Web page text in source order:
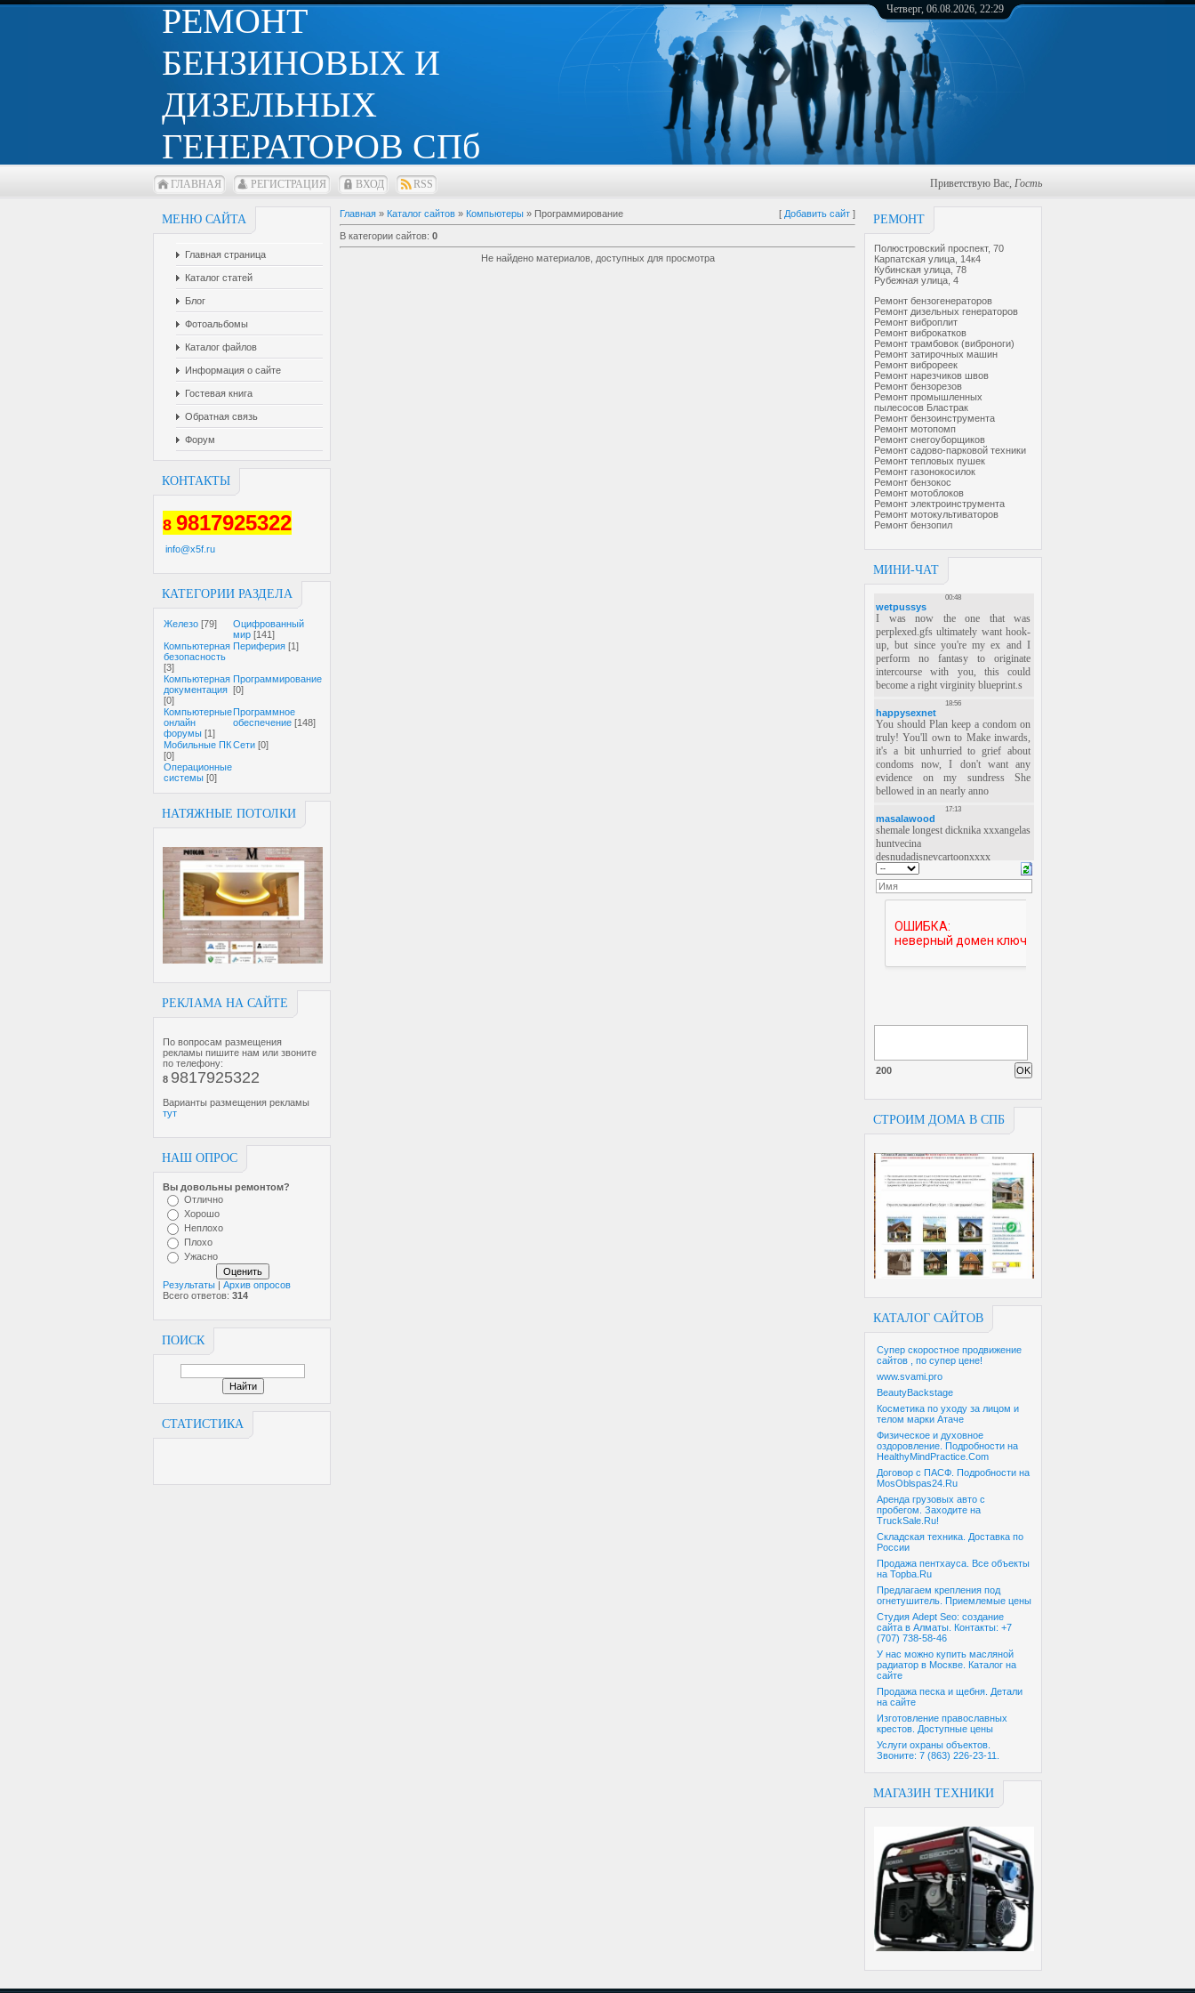
РЕМОНТ
БЕНЗИНОВЫХ И
ДИЗЕЛЬНЫХ
ГЕНЕРАТОРОВ СПб
Четверг, 06.08.2026, 22:29
ГЛАВНАЯ РЕГИСТРАЦИЯ ВХОД RSS Приветствую Вас, Гость
МЕНЮ САЙТА
Главная страница
Каталог статей
Блог
Фотоальбомы
Каталог файлов
Информация о сайте
Гостевая книга
Обратная связь
Форум
КОНТАКТЫ
8 9817925322
info@x5f.ru
КАТЕГОРИИ РАЗДЕЛА
Железо [79]
Оцифрованный
мир [141]
Компьютерная
безопасность
[3]
Периферия [1]
Компьютерная
документация
[0]
Программирование
[0]
Компьютерные
онлайн
форумы [1]
Программное
обеспечение [148]
Мобильные ПК
[0]
Сети [0]
Операционные
системы [0]
НАТЯЖНЫЕ ПОТОЛКИ
РЕКЛАМА НА САЙТЕ
По вопросам размещения
рекламы пишите нам или звоните
по телефону:
8 9817925322
Варианты размещения рекламы
тут
НАШ ОПРОС
Вы довольны ремонтом?
Отлично
Хорошо
Неплохо
Плохо
Ужасно
Результаты
Архив опросов
Всего ответов: 314
ПОИСК
СТАТИСТИКА
РЕМОНТ
Полюстровский проспект, 70
Карпатская улица, 14к4
Кубинская улица, 78
Рубежная улица, 4
Ремонт бензогенераторов
Ремонт дизельных генераторов
Ремонт виброплит
Ремонт виброкатков
Ремонт трамбовок (виброноги)
Ремонт затирочных машин
Ремонт виброреек
Ремонт нарезчиков швов
Ремонт бензорезов
Ремонт промышленных
пылесосов Бластрак
Ремонт бензоинструмента
Ремонт мотопомп
Ремонт снегоуборщиков
Ремонт садово-парковой техники
Ремонт тепловых пушек
Ремонт газонокосилок
Ремонт бензокос
Ремонт мотоблоков
Ремонт электроинструмента
Ремонт мотокультиваторов
Ремонт бензопил
МИНИ-ЧАТ
200
СТРОИМ ДОМА В СПБ
КАТАЛОГ САЙТОВ
Супер скоростное продвижение
сайтов , по супер цене!
www.svami.pro
BeautyBackstage
Косметика по уходу за лицом и
телом марки Атаче
Физическое и духовное
оздоровление. Подробности на
HealthyMindPractice.Com
Договор с ПАСФ. Подробности на
MosOblspas24.Ru
Аренда грузовых авто с
пробегом. Заходите на
TruckSale.Ru!
Складская техника. Доставка по
России
Продажа пентхауса. Все объекты
на Topba.Ru
Предлагаем крепления под
огнетушитель. Приемлемые цены
Студия Adept Seo: создание
сайта в Алматы. Контакты: +7
(707) 738-58-46
У нас можно купить масляной
радиатор в Москве. Каталог на
сайте
Продажа песка и щебня. Детали
на сайте
Изготовление православных
крестов. Доступные цены
Услуги охраны объектов.
Звоните: 7 (863) 226-23-11.
МАГАЗИН ТЕХНИКИ
Главная » Каталог сайтов » Компьютеры » Программирование [ Добавить сайт ]
В категории сайтов: 0
Не найдено материалов, доступных для просмотра